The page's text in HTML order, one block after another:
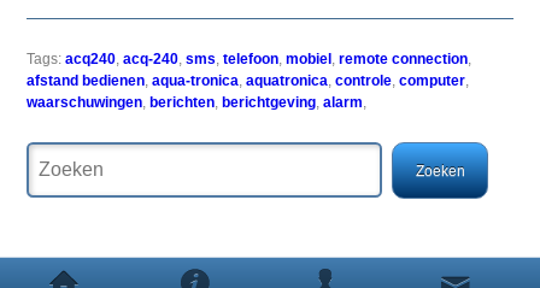
-
Connectiviteit
(mogelijkheid
twee-
weg
Tags: acq240,acq-240,sms,telefoon,mobiel ,remote connection,
afstand bedienen,aqua-tronica,aquatronica,controle,computer,
waarschuwingen, berichten, berichtgeving,alarm,